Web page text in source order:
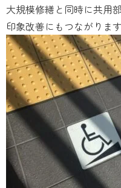
大規模修繕と同時に共用
印象改善にもつながります